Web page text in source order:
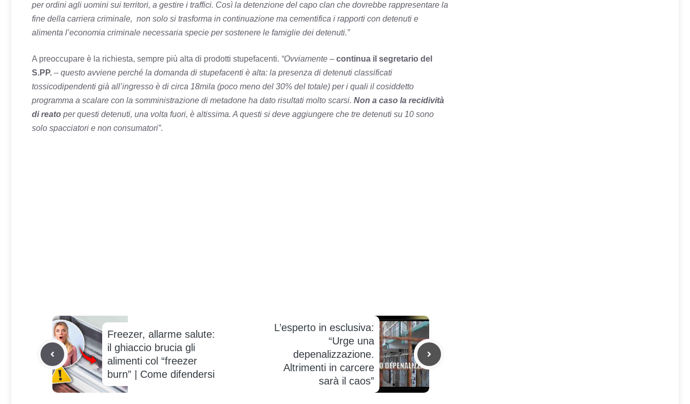
per ordini agli uomini sui territori, a gestire i traffici. Così la detenzione del capo clan che dovrebbe rappresentare la
fine della carriera criminale, non solo si trasforma in continuazione ma cementifica i rapporti con detenuti e
alimenta l’economia criminale necessaria specie per sostenere le famiglie dei detenuti.”
A preoccupare è la richiesta, sempre più alta di prodotti stupefacenti. “Ovviamente – continua il segretario del
S.PP. – questo avviene perché la domanda di stupefacenti è alta: la presenza di detenuti classificati
tossicodipendenti già all’ingresso è di circa 18mila (poco meno del 30% del totale) per i quali il cosiddetto
programma a scalare con la somministrazione di metadone ha dato risultati molto scarsi. Non a caso la recidività
di reato per questi detenuti, una volta fuori, è altissima. A questi si deve aggiungere che tre detenuti su 10 sono
solo spacciatori e non consumatori”.
Freezer, allarme salute:
il ghiaccio brucia gli
alimenti col “freezer
burn” | Come difendersi
L’esperto in esclusiva:
“Urge una
depenalizzazione.
Altrimenti in carcere
sarà il caos”